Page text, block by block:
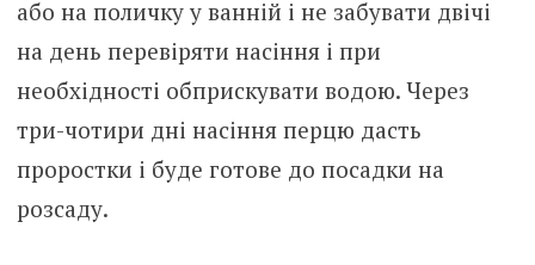
або на поличку у ванній і не забувати двічі
на день перевіряти насіння і при
необхідності обприскувати водою. Через
три-чотири дні насіння перцю дасть
проростки і буде готове до посадки на
розсаду.